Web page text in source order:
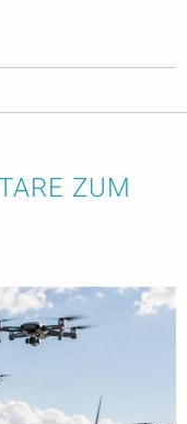
ZUM